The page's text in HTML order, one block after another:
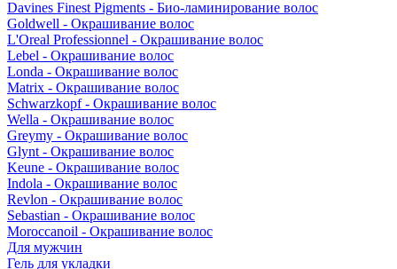
Davines Finest Pigments - Био-ламинирование волос
Goldwell - Окрашивание волос
L'Oreal Professionnel - Окрашивание волос
Lebel - Окрашивание волос
Londa - Окрашивание волос
Matrix - Окрашивание волос
Schwarzkopf - Окрашивание волос
Wella - Окрашивание волос
Greymy - Окрашивание волос
Glynt - Окрашивание волос
Keune - Окрашивание волос
Indola - Окрашивание волос
Revlon - Окрашивание волос
Sebastian - Окрашивание волос
Moroccanoil - Окрашивание волос
Для мужчин
Гель для укладки